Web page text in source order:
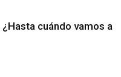
cuándo vamos a